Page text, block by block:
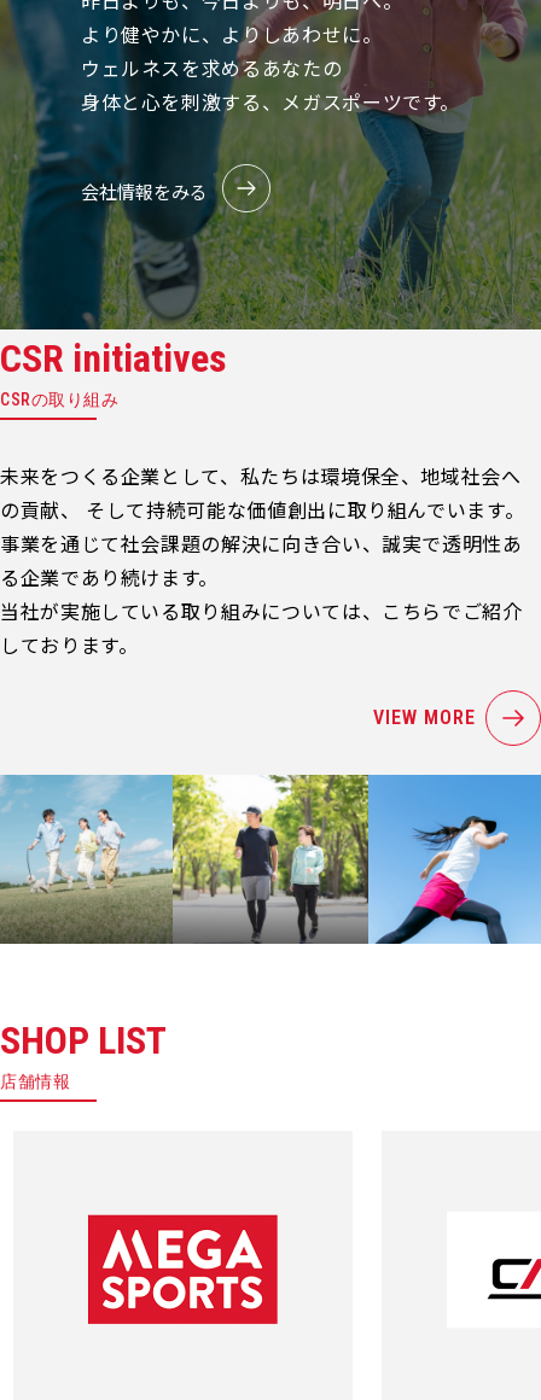
より健やかに、よりしあわせに。
ウェルネスを求めるあなたの
身体と心を刺激する、メガスポーツです。
会社情報をみる
CSR initiatives
CSRの取り組み
未来をつくる企業として、私たちは環境保全、地域社会へ
の貢献、 そして持続可能な価値創出に取り組んでいます。
事業を通じて社会課題の解決に向き合い、誠実で透明性あ
る企業であり続けます。
当社が実施している取り組みについては、こちらでご紹介
しております。
VIEW MORE
SHOP LIST
店舗情報